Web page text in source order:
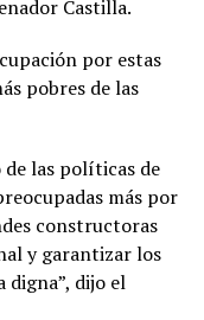
Castilla.
por estas
pobres de las
de las políticas de
más por
constructoras
y garantizar los
digna”, dijo el